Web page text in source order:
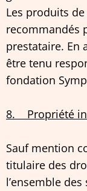
Les produits
recommandés
prestataire. En
être tenu
fondation
8. Propriété
Sauf mention
titulaire des
l’ensemble